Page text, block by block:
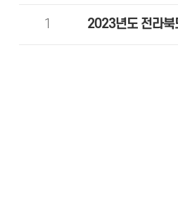
1 2023년도 전라북